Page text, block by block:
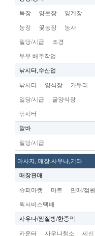
목장 양돈장 양계장
농장 꽃농장 농사
일당/시급 조경
무우 배추작업
낚시터,수산업
낚시터 양식장 가두리
일당/시급 굴양식장
낚시터
알바
일당/시급
마사지, 매장.사우나,기타
매장판매
슈퍼마켓 마트 판매/점원
퀵서비스택배
사우나/찜질방/한증막
카운터 사우나청소 세신